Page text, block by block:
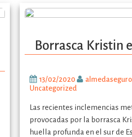
Borrasca Kristin
13/02/2020
Uncategorized
Las recientes inclemencias
provocadas por la borrasca
huella profunda en el sur de